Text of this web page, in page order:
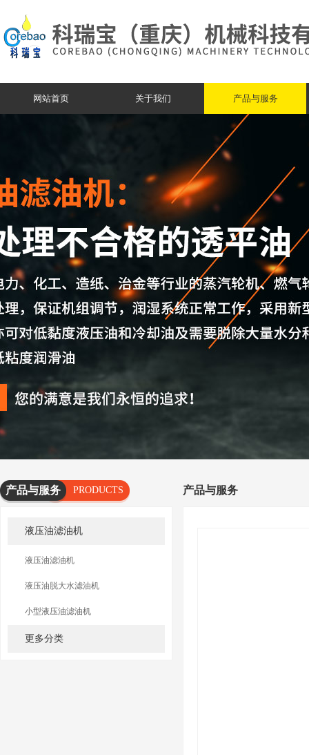
网站首页 关于我们 产品与服务
产品与服务
PRODUCTS
SERVICES
液压油滤油机
液压油滤油机
液压油脱大水滤油机
小型液压油滤油机
更多分类
产品与服务